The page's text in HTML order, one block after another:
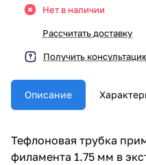
Нет в наличии
Рассчитать доставку
Получить
Описание
Тефлоновая трубка
филамента 1.75 мм в